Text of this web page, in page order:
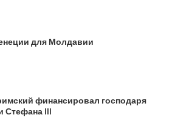
для Молдавии
финансировал господаря
Стефана III